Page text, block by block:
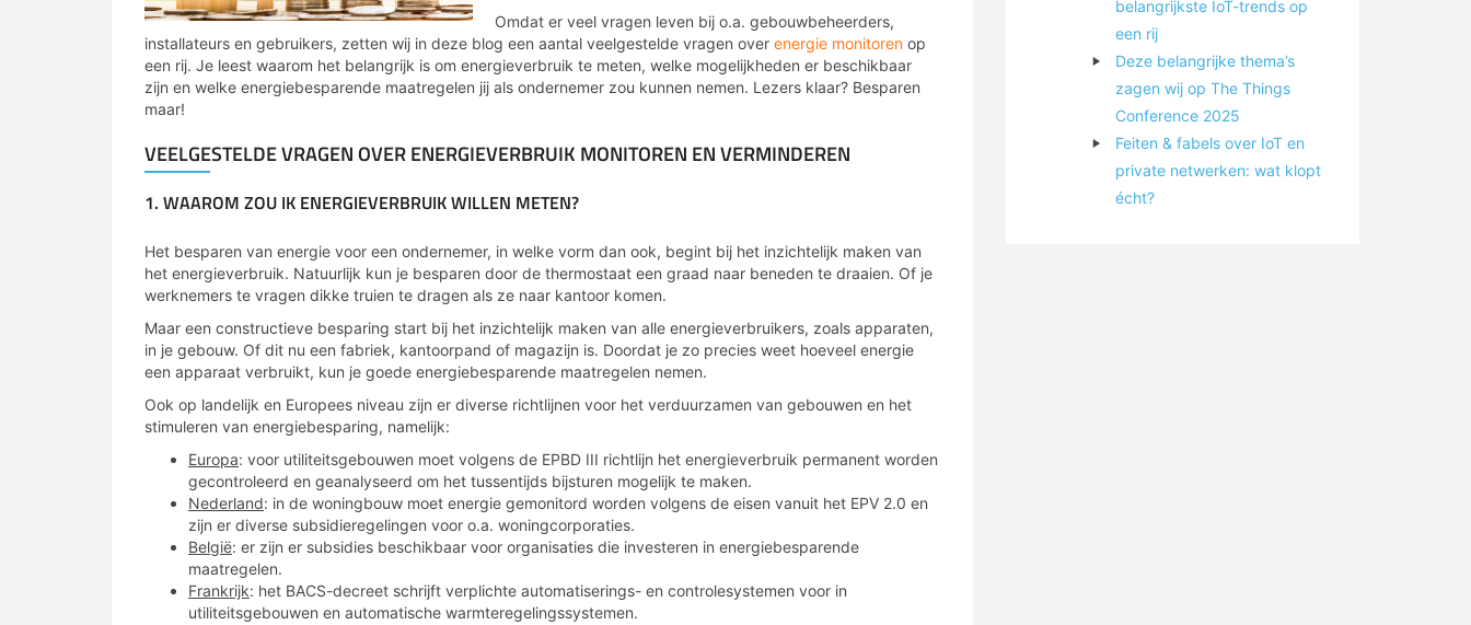
Omdat er veel vragen leven bij o.a. gebouwbeheerders,
installateurs en gebruikers, zetten wij in deze blog een aantal veelgestelde vragen over energie monitoren op
een rij. Je leest waarom het belangrijk is om energieverbruik te meten, welke mogelijkheden er beschikbaar
zijn en welke energiebesparende maatregelen jij als ondernemer zou kunnen nemen. Lezers klaar? Besparen
maar!
VEELGESTELDE VRAGEN OVER ENERGIEVERBRUIK MONITOREN EN VERMINDEREN
1. WAAROM ZOU IK ENERGIEVERBRUIK WILLEN METEN?
Het besparen van energie voor een ondernemer, in welke vorm dan ook, begint bij het inzichtelijk maken van
het energieverbruik. Natuurlijk kun je besparen door de thermostaat een graad naar beneden te draaien. Of je
werknemers te vragen dikke truien te dragen als ze naar kantoor komen.
Maar een constructieve besparing start bij het inzichtelijk maken van alle energieverbruikers, zoals apparaten,
in je gebouw. Of dit nu een fabriek, kantoorpand of magazijn is. Doordat je zo precies weet hoeveel energie
een apparaat verbruikt, kun je goede energiebesparende maatregelen nemen.
Ook op landelijk en Europees niveau zijn er diverse richtlijnen voor het verduurzamen van gebouwen en het
stimuleren van energiebesparing, namelijk:
Europa: voor utiliteitsgebouwen moet volgens de EPBD III richtlijn het energieverbruik permanent worden
gecontroleerd en geanalyseerd om het tussentijds bijsturen mogelijk te maken.
Nederland: in de woningbouw moet energie gemonitord worden volgens de eisen vanuit het EPV 2.0 en
zijn er diverse subsidieregelingen voor o.a. woningcorporaties.
België: er zijn er subsidies beschikbaar voor organisaties die investeren in energiebesparende
maatregelen.
Frankrijk: het BACS-decreet schrijft verplichte automatiserings- en controlesystemen voor in
utiliteitsgebouwen en automatische warmteregelingssystemen.
belangrijkste IoT-trends op
een rij
Deze belangrijke thema’s
zagen wij op The Things
Conference 2025
Feiten & fabels over IoT en
private netwerken: wat klopt
écht?